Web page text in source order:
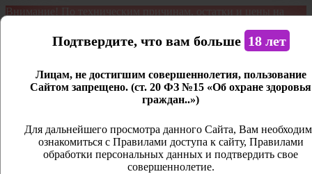
Внимание! По техническим причинам, остатки и цены на
является демонстрационным. Дистанционная продажа не
Открыть сайдбар
Личный кабинет
Закрыть
Подтвердите, что вам больше 18 лет
Лицам, не достигшим совершеннолетия, пользование
Сайтом запрещено. (ст. 20 ФЗ №15 «Об охране здоровья
граждан..»)
Для дальнейшего просмотра данного Сайта, Вам
ознакомиться с Правилами доступа к сайту, Правилами
обработки персональных данных и подтвердить свое
совершеннолетие.